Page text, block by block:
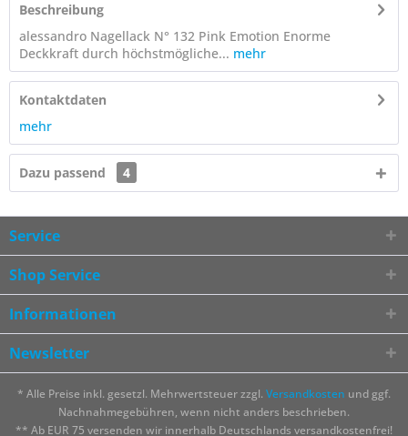
Beschreibung
alessandro Nagellack N° 132 Pink Emotion Enorme
Deckkraft durch höchstmögliche... mehr
Kontaktdaten
mehr
Dazu passend 4
Service
Shop Service
Informationen
Newsletter
* Alle Preise inkl. gesetzl. Mehrwertsteuer zzgl. Versandkosten und ggf.
Nachnahmegebühren, wenn nicht anders beschrieben.
** Ab EUR 75 versenden wir innerhalb Deutschlands versandkostenfrei!